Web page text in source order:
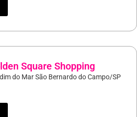
Square Shopping
do Mar São Bernardo do Campo/SP